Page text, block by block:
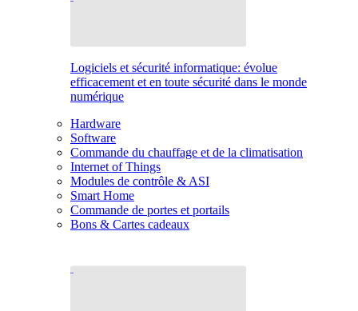
Logiciels et sécurité informatique: évolue
efficacement et en toute sécurité dans le monde
numérique
Hardware
Software
Commande du chauffage et de la climatisation
Internet of Things
Modules de contrôle & ASI
Smart Home
Commande de portes et portails
Bons & Cartes cadeaux